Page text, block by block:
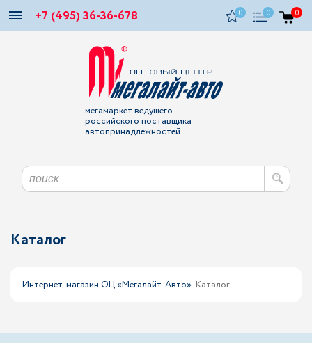
+7 (495) 36-36-678 0 0 0
мегамаркет ведущего
российского поставщика
автопринадлежностей
Каталог
Интернет-магазин ОЦ «Мегалайт-Авто» Каталог